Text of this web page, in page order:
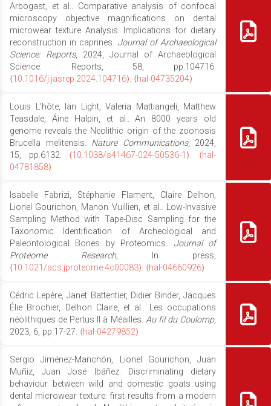
Arbogast, et al.. Comparative analysis of confocal
microscopy objective magnifications on dental
microwear texture Analysis. Implications for dietary
reconstruction in caprines. Journal of Archaeological
Science: Reports, 2024, Journal of Archaeological
Science: Reports, 58, pp.104716.
⟨10.1016/j.jasrep.2024.104716⟩. ⟨hal-04735204⟩
Louis L’hôte, Ian Light, Valeria Mattiangeli, Matthew
Teasdale, Áine Halpin, et al.. An 8000 years old
genome reveals the Neolithic origin of the zoonosis
Brucella melitensis. Nature Communications, 2024,
15, pp.6132. ⟨10.1038/s41467-024-50536-1⟩. ⟨hal-
04781858⟩
Isabelle Fabrizi, Stéphanie Flament, Claire Delhon,
Lionel Gourichon, Manon Vuillien, et al.. Low-Invasive
Sampling Method with Tape-Disc Sampling for the
Taxonomic Identification of Archeological and
Paleontological Bones by Proteomics. Journal of
Proteome Research, In press,
⟨10.1021/acs.jproteome.4c00083⟩. ⟨hal-04660926⟩
Cédric Lepère, Janet Battentier, Didier Binder, Jacques
Élie Brochier, Delhon Claire, et al.. Les occupations
néolithiques de Pertus II à Méailles. Au fil du Coulomp,
2023, 6, pp.17-27. ⟨hal-04279852⟩
Sergio Jiménez-Manchón, Lionel Gourichon, Juan
Muñiz, Juan José Ibáñez. Discriminating dietary
behaviour between wild and domestic goats using
dental microwear texture: first results from a modern